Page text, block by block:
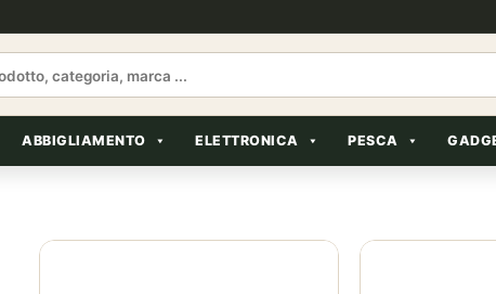
ABBIGLIAMENTO ELETTRONICA PESCA